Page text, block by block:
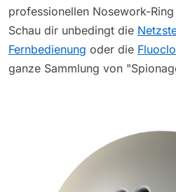
professionellen Nosework-
Schau dir unbedingt die
Fernbedienung oder die
ganze Sammlung von